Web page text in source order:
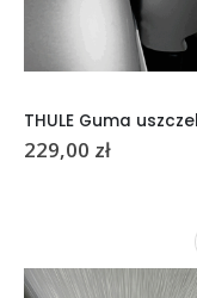
229,00 zł